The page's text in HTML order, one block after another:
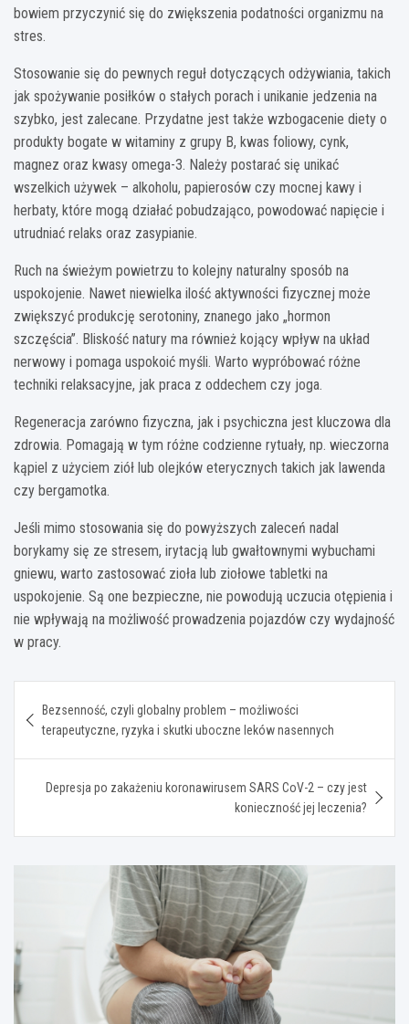
bowiem przyczynić się do zwiększenia podatności organizmu na
stres.
Stosowanie się do pewnych reguł dotyczących odżywiania, takich
jak spożywanie posiłków o stałych porach i unikanie jedzenia na
szybko, jest zalecane. Przydatne jest także wzbogacenie diety o
produkty bogate w witaminy z grupy B, kwas foliowy, cynk,
magnez oraz kwasy omega-3. Należy postarać się unikać
wszelkich używek – alkoholu, papierosów czy mocnej kawy i
herbaty, które mogą działać pobudzająco, powodować napięcie i
utrudniać relaks oraz zasypianie.
Ruch na świeżym powietrzu to kolejny naturalny sposób na
uspokojenie. Nawet niewielka ilość aktywności fizycznej może
zwiększyć produkcję serotoniny, znanego jako „hormon
szczęścia”. Bliskość natury ma również kojący wpływ na układ
nerwowy i pomaga uspokoić myśli. Warto wypróbować różne
techniki relaksacyjne, jak praca z oddechem czy joga.
Regeneracja zarówno fizyczna, jak i psychiczna jest kluczowa dla
zdrowia. Pomagają w tym różne codzienne rytuały, np. wieczorna
kąpiel z użyciem ziół lub olejków eterycznych takich jak lawenda
czy bergamotka.
Jeśli mimo stosowania się do powyższych zaleceń nadal
borykamy się ze stresem, irytacją lub gwałtownymi wybuchami
gniewu, warto zastosować zioła lub ziołowe tabletki na
uspokojenie. Są one bezpieczne, nie powodują uczucia otępienia i
nie wpływają na możliwość prowadzenia pojazdów czy wydajność
w pracy.
wpisu
Bezsenność, czyli globalny problem – możliwości
terapeutyczne, ryzyka i skutki uboczne leków nasennych
Depresja po zakażeniu koronawirusem SARS CoV-2 – czy jest
konieczność jej leczenia?